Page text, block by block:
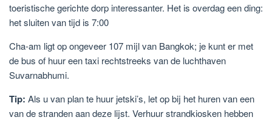
toeristische gerichte dorp interessanter. Het is overdag een ding:
het sluiten van tijd is 7:00
Cha-am ligt op ongeveer 107 mijl van Bangkok; je kunt er met
de bus of huur een taxi rechtstreeks van de luchthaven
Suvarnabhumi.
Tip: Als u van plan te huur jetski’s, let op bij het huren van een
van de stranden aan deze lijst. Verhuur strandkiosken hebben